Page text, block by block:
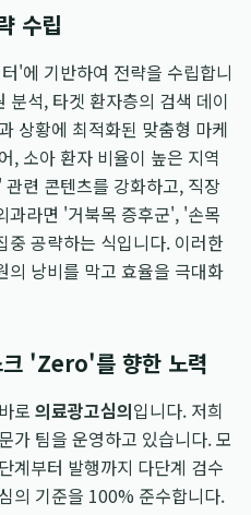
수립
'에 기반하여 전략을 수립합니
분석, 타겟 환자층의 검색 데이
상황에 최적화된 맞춤형 마케
, 소아 환자 비율이 높은 지역
련 콘텐츠를 강화하고, 직장
과라면 '거북목 증후군', '손목
중 공략하는 식입니다. 이러한
의 낭비를 막고 효율을 극대화
크 'Zero'를 향한 노력
로 의료광고심의입니다. 저희
가 팀을 운영하고 있습니다. 모
계부터 발행까지 다단계 검수
의 기준을 100% 준수합니다.